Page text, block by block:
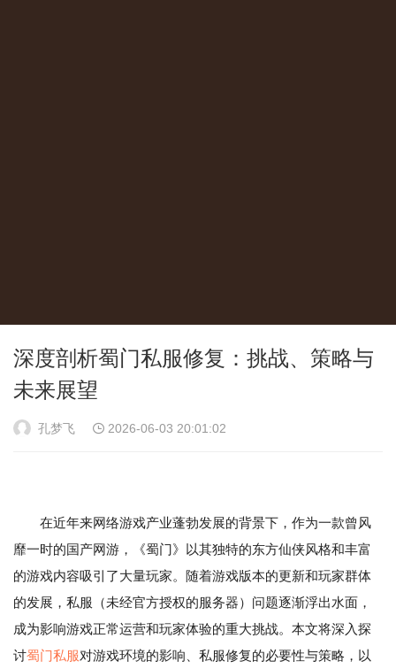
深度剖析蜀门私服修复：挑战、策略与
未来展望
孔梦飞 2026-06-03 20:01:02
在近年来网络游戏产业蓬勃发展的背景下，作为一款曾风
靡一时的国产网游，《蜀门》以其独特的东方仙侠风格和丰富
的游戏内容吸引了大量玩家。随着游戏版本的更新和玩家群体
的发展，私服（未经官方授权的服务器）问题逐渐浮出水面，
成为影响游戏正常运营和玩家体验的重大挑战。本文将深入探
讨蜀门私服对游戏环境的影响、私服修复的必要性与策略，以